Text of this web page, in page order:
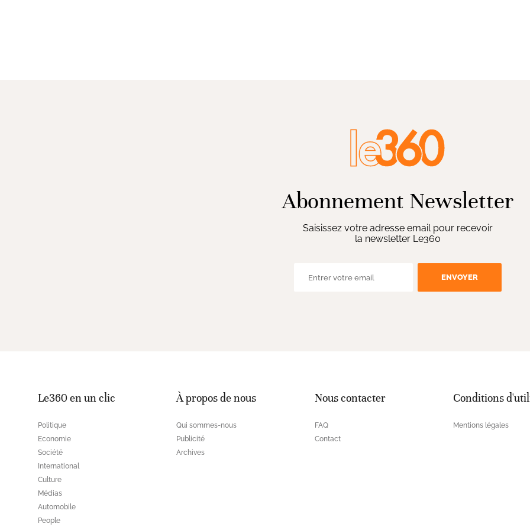
Abonnement Newsletter
Saisissez votre adresse email pour recevoir
la newsletter Le360
ENVOYER
Le360 en un clic
Politique
Economie
Société
International
Culture
Médias
Automobile
People
À propos de nous
Qui sommes-nous
Publicité
Archives
Nous contacter
FAQ
Contact
Conditions
Mentions légales